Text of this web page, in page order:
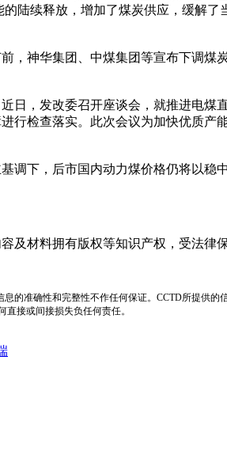
陆续释放，增加了煤炭供应，缓解
，神华集团、中煤集团等宣布下调煤
，发改委召开座谈会，就推进电煤
行检查落实。此次会议为加快优质
下，后市国内动力煤价格仍将以稳中
及材料拥有版权等知识产权，受法
的准确性和完整性不作任何保证。CCTD所提供
接或间接损失负任何责任。